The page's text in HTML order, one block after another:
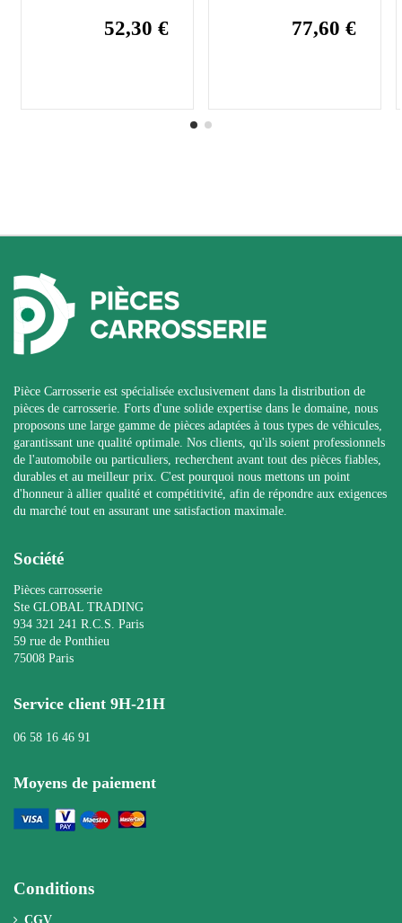
52,30 € 77,60 €
Pièce Carrosserie est spécialisée exclusivement dans la distribution de
pièces de carrosserie. Forts d'une solide expertise dans le domaine, nous
proposons une large gamme de pièces adaptées à tous types de véhicules,
garantissant une qualité optimale. Nos clients, qu'ils soient professionnels
de l'automobile ou particuliers, recherchent avant tout des pièces fiables,
durables et au meilleur prix. C'est pourquoi nous mettons un point
d'honneur à allier qualité et compétitivité, afin de répondre aux exigences
du marché tout en assurant une satisfaction maximale.
Société
Pièces carrosserie
Ste GLOBAL TRADING
934 321 241 R.C.S. Paris
59 rue de Ponthieu
75008 Paris
Service client 9H-21H
06 58 16 46 91
Moyens de paiement
Conditions
CGV